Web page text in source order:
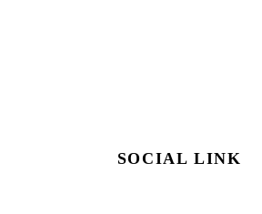
SOCIAL LINK